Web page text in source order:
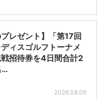
プレゼント】「第17回
ィスゴルフトーナメ
招待券を4日間合計2
…
2026.08.06